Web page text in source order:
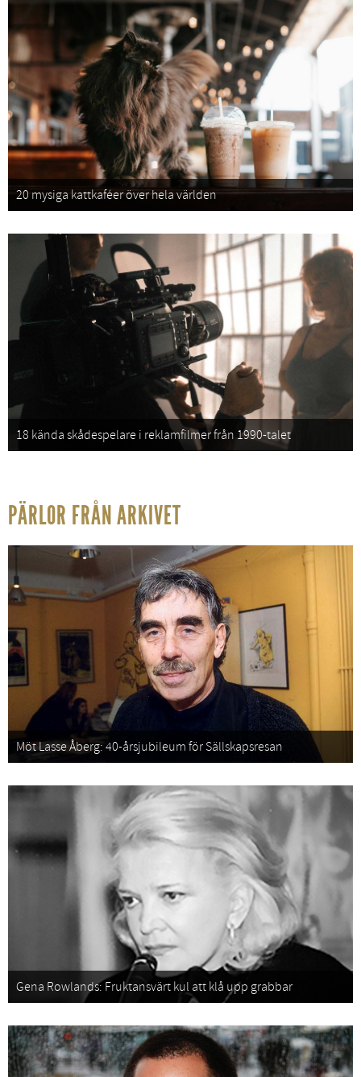
20 mysiga kattkaféer över hela världen
18 kända skådespelare i reklamfilmer från 1990-talet
PÄRLOR FRÅN ARKIVET
Möt Lasse Åberg: 40-årsjubileum för Sällskapsresan
Gena Rowlands: Fruktansvärt kul att klå upp grabbar